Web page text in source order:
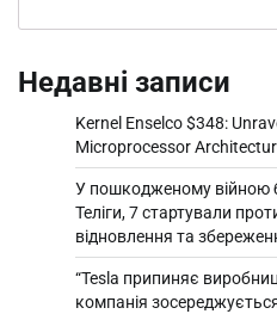
Недавні записи
Kernel Enselco $348:
Microprocessor
У пошкодженому війною
Теліги, 7 стартували
відновлення та
“Tesla припиняє
компанія